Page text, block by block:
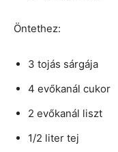
Öntethez:
3 tojás sárgája
4 evőkanál cukor
2 evőkanál liszt
1/2 liter tej